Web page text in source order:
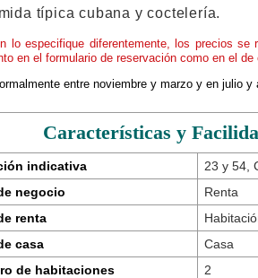
típica cubana y coctelería.
lo especifique diferentemente, los precios
en el formulario de reservación como en el de
entre noviembre y marzo y en julio
Características y
indicativa
23 y 54,
negocio
Renta
renta
casa
Casa
de habitaciones
2